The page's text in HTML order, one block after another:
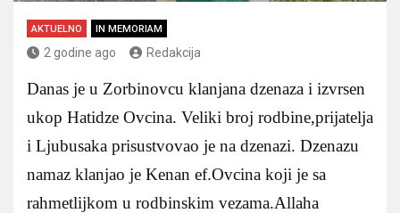
AKTUELNO IN MEMORIAM
2 godine ago Redakcija
Danas je u Zorbinovcu klanjana dzenaza i izvrsen
ukop Hatidze Ovcina. Veliki broj rodbine,prijatelja
i Ljubusaka prisustvovao je na dzenazi. Dzenazu
namaz klanjao je Kenan ef.Ovcina koji je sa
rahmetlijkom u rodbinskim vezama.Allaha